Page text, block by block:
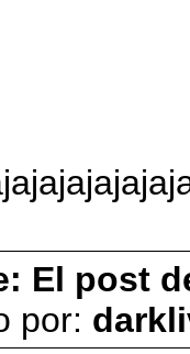
El post
por: